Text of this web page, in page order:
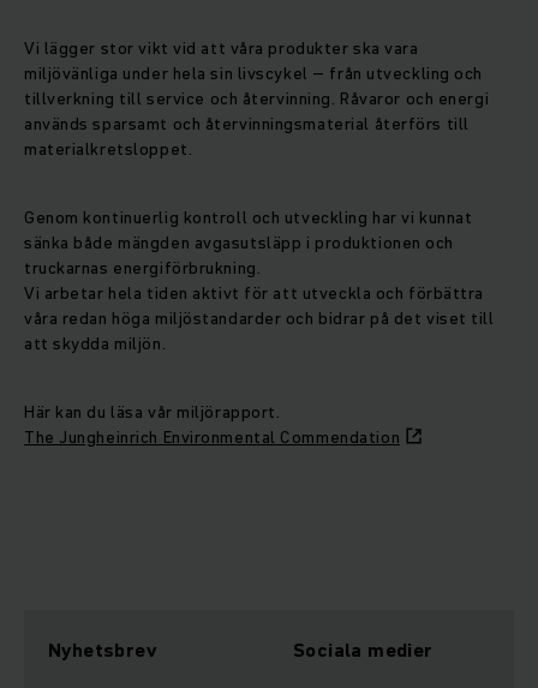
Vi lägger stor vikt vid att våra produkter ska vara
miljövänliga under hela sin livscykel – från utveckling och
tillverkning till service och återvinning. Råvaror och energi
används sparsamt och återvinningsmaterial återförs till
materialkretsloppet.
Genom kontinuerlig kontroll och utveckling har vi kunnat
sänka både mängden avgasutsläpp i produktionen och
truckarnas energiförbrukning.
Vi arbetar hela tiden aktivt för att utveckla och förbättra
våra redan höga miljöstandarder och bidrar på det viset till
att skydda miljön.
Här kan du läsa vår miljörapport.
The Jungheinrich Environmental Commendation
Nyhetsbrev Sociala medier